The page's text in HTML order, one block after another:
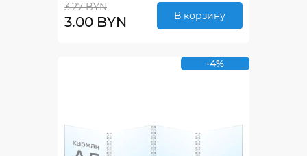
3.27 BYN
3.00 BYN В корзину
-4%